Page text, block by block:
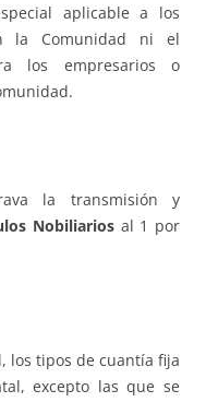
aplicable a los
la Comunidad ni el
los empresarios o
la transmisión y
Nobiliariosal 1 por
los tipos de cuantía fija
excepto las que se